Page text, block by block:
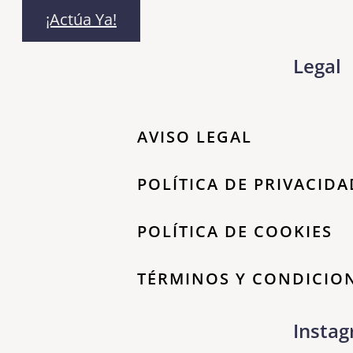
¡Actúa Ya!
Legal
AVISO LEGAL
POLÍTICA DE
POLÍTICA DE COOKIES
TÉRMINOS Y